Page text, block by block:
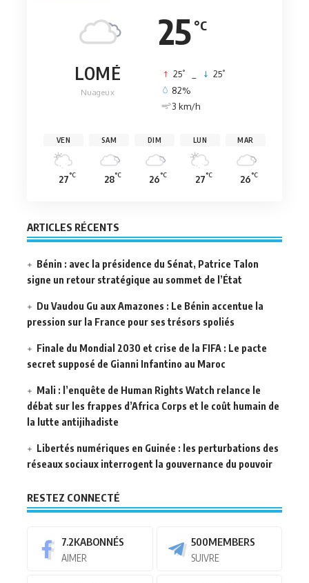
25 °C
LOMÉ
Nuageux
25° 25°
82%
3 km/h
VEN
27°C
SAM
28°C
DIM
26°C
LUN
27°C
MAR
26°C
ARTICLES RÉCENTS
Bénin : avec la présidence du Sénat, Patrice Talon
signe un retour stratégique au sommet de l’État
Du Vaudou Gu aux Amazones : Le Bénin accentue la
pression sur la France pour ses trésors spoliés
Finale du Mondial 2030 et crise de la FIFA : Le pacte
secret supposé de Gianni Infantino au Maroc
Mali : l’enquête de Human Rights Watch relance le
débat sur les frappes d’Africa Corps et le coût humain de
la lutte antijihadiste
Libertés numériques en Guinée : les perturbations des
réseaux sociaux interrogent la gouvernance du pouvoir
RESTEZ CONNECTÉ
7.2KABONNÉS
AIMER
500MEMBERS
SUIVRE